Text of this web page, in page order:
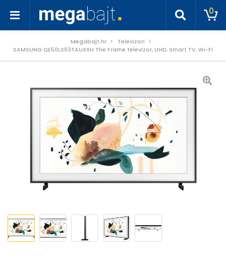
0
Megabajt.hr
Televizori
SAMSUNG QE50LS03TAUXXH The Frame televizor, UHD, Smart TV, Wi-Fi